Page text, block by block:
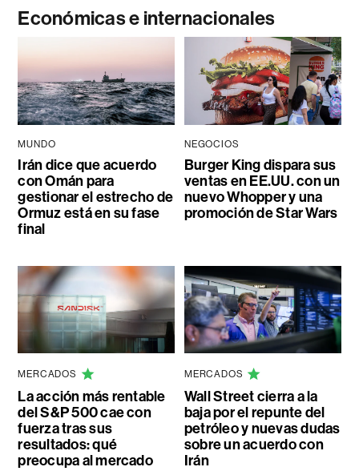
Económicas e internacionales
MUNDO
Irán dice que acuerdo
con Omán para
gestionar el estrecho de
Ormuz está en su fase
final
NEGOCIOS
Burger King dispara sus
ventas en EE.UU. con un
nuevo Whopper y una
promoción de Star Wars
MERCADOS
La acción más rentable
del S&P 500 cae con
fuerza tras sus
resultados: qué
preocupa al mercado
MERCADOS
Wall Street cierra a la
baja por el repunte del
petróleo y nuevas dudas
sobre un acuerdo con
Irán